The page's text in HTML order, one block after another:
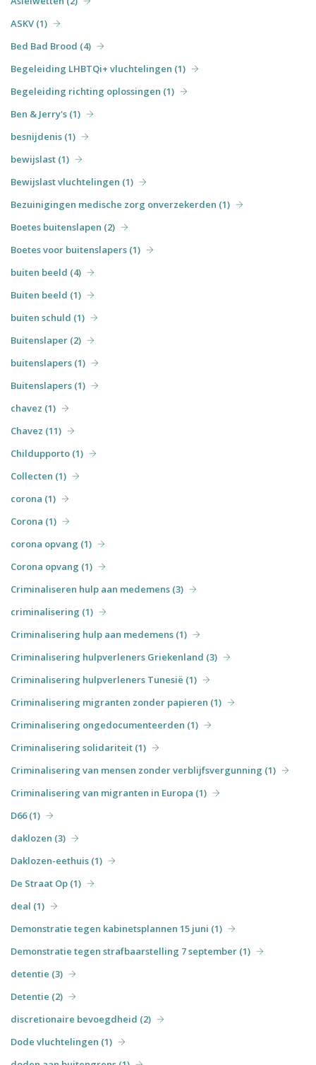
ASKV (1)
Bed Bad Brood (4)
Begeleiding LHBTQi+ vluchtelingen (1)
Begeleiding richting oplossingen (1)
Ben & Jerry's (1)
besnijdenis (1)
bewijslast (1)
Bewijslast vluchtelingen (1)
Bezuinigingen medische zorg onverzekerden (1)
Boetes buitenslapen (2)
Boetes voor buitenslapers (1)
buiten beeld (4)
Buiten beeld (1)
buiten schuld (1)
Buitenslaper (2)
buitenslapers (1)
Buitenslapers (1)
chavez (1)
Chavez (11)
Childupporto (1)
Collecten (1)
corona (1)
Corona (1)
corona opvang (1)
Corona opvang (1)
Criminaliseren hulp aan medemens (3)
criminalisering (1)
Criminalisering hulp aan medemens (1)
Criminalisering hulpverleners Griekenland (3)
Criminalisering hulpverleners Tunesië (1)
Criminalisering migranten zonder papieren (1)
Criminalisering ongedocumenteerden (1)
Criminalisering solidariteit (1)
Criminalisering van mensen zonder verblijfsvergunning (1)
Criminalisering van migranten in Europa (1)
D66 (1)
daklozen (3)
Daklozen-eethuis (1)
De Straat Op (1)
deal (1)
Demonstratie tegen kabinetsplannen 15 juni (1)
Demonstratie tegen strafbaarstelling 7 september (1)
detentie (3)
Detentie (2)
discretionaire bevoegdheid (2)
Dode vluchtelingen (1)